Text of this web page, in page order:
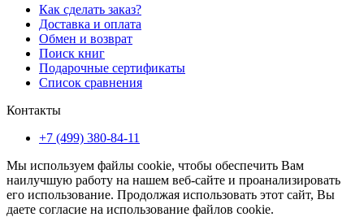
Как сделать заказ?
Доставка и оплата
Обмен и возврат
Поиск книг
Подарочные сертификаты
Список сравнения
Контакты
+7 (499) 380-84-11
Мы используем файлы cookie, чтобы обеспечить Вам
наилучшую работу на нашем веб-сайте и проанализировать
его использование. Продолжая использовать этот сайт, Вы
даете согласие на использование файлов cookie.